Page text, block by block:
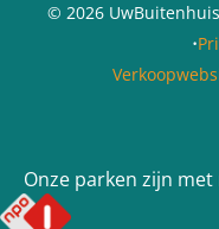
© 2026
·